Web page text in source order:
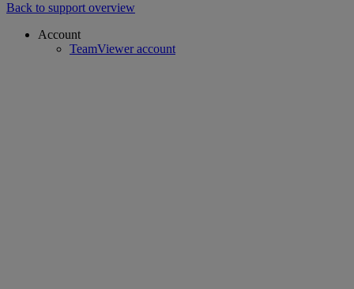
Back to support overview
Account
TeamViewer account